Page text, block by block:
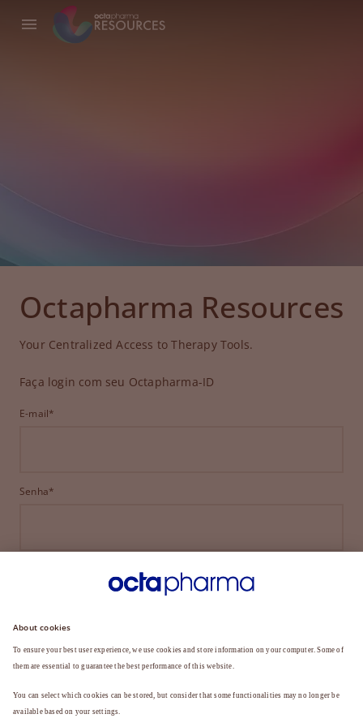
Octapharma Resources
Your Centralized Access to Therapy Tools.
Faça login com seu Octapharma-ID
E-mail*
Senha*
ENTRAR
ESQUECEU SUA SENHA?
Ainda não é membro?